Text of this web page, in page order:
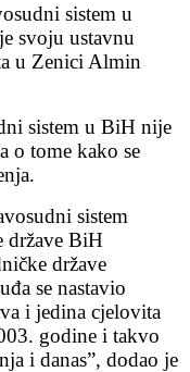
sistem u
svoju ustavnu
u Zenici Almin
sistem u BiH nije
o tome kako se
sistem
države BiH
države
se nastavio
i jedina cjelovita
godine i takvo
i danas”, dodao je